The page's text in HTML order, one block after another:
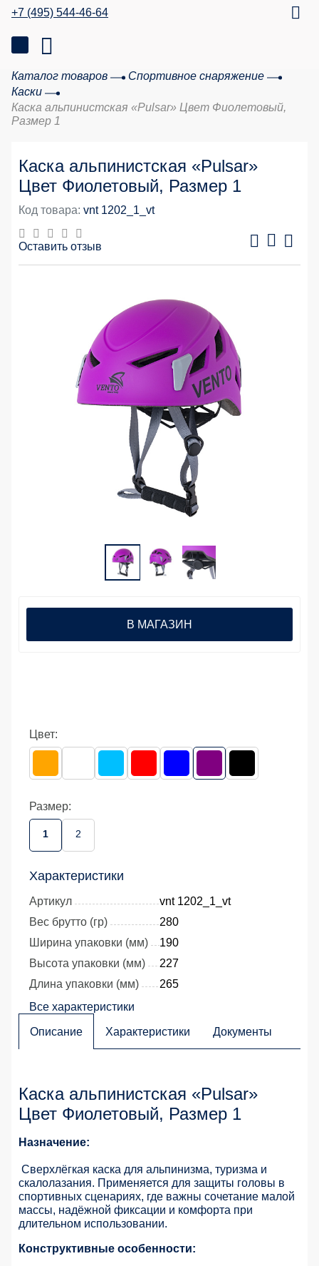
+7 (495) 544-46-64
Каталог товаров
Спортивное снаряжение
Каски
Каска альпинистская «Pulsar» Цвет Фиолетовый,
Размер 1
Каска альпинистская «Pulsar»
Цвет Фиолетовый, Размер 1
Код товара: vnt 1202_1_vt
Оставить отзыв
Цвет:
Размер:
1 2
Характеристики
Артикул
vnt 1202_1_vt
Вес брутто (гр)
280
Ширина упаковки (мм)
190
Высота упаковки (мм)
227
Длина упаковки (мм)
265
Все характеристики
В МАГАЗИН
Описание Характеристики Документы
Каска альпинистская «Pulsar»
Цвет Фиолетовый, Размер 1
Назначение:
Сверхлёгкая каска для альпинизма, туризма и
скалолазания. Применяется для защиты головы в
спортивных сценариях, где важны сочетание малой
массы, надёжной фиксации и комфорта при
длительном использовании.
Конструктивные особенности: